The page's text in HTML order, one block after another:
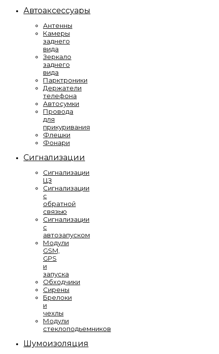
Автоаксессуары
Антенны
Камеры
заднего
вида
Зеркало
заднего
вида
Парктроники
Держатели
телефона
Автосумки
Провода
для
прикуривания
Флешки
Фонари
Сигнализации
Сигнализации
ЦЗ
Сигнализации
с
обратной
связью
Сигнализации
с
автозапуском
Модули
GSM,
GPS
и
запуска
Обходчики
Сирены
Брелоки
и
чехлы
Модули
стеклоподьемников
Шумоизоляция